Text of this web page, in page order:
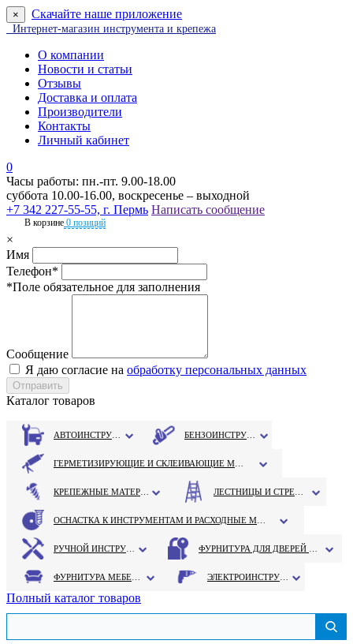
× Скачайте наше приложение
Интернет-магазин инструмента и крепежа
О компании
Новости и статьи
Отзывы
Доставка и оплата
Производители
Контакты
Личный кабинет
0
Часы работы: пн.-пт. 9.00-18.00
суббота 10.00-16.00, воскресенье – выходной
+7 342 227-55-55, г. Пермь Написать сообщение
В корзине 0 позиций
×
Имя
Телефон*
*Поле обязательное для заполнения
Сообщение
Я даю согласие на обработку персональных данных
Каталог товаров
Полный каталог товаров